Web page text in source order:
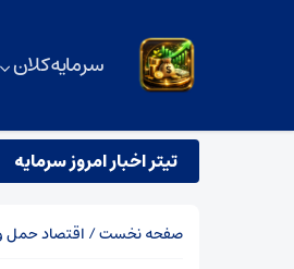
سرمایه کلان
تیتر اخبار امروز سرمایه
آماری بورس کالا؛ رکود سنگین بر
صفحه نخست/ اقتصاد حمل